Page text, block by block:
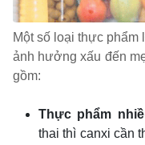
Một số loại thực phẩm
ảnh hưởng xấu đến
gồm:
Thực phẩm
thai thì canxi cần